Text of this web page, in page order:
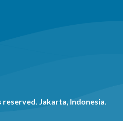
reserved. Jakarta, Indonesia.